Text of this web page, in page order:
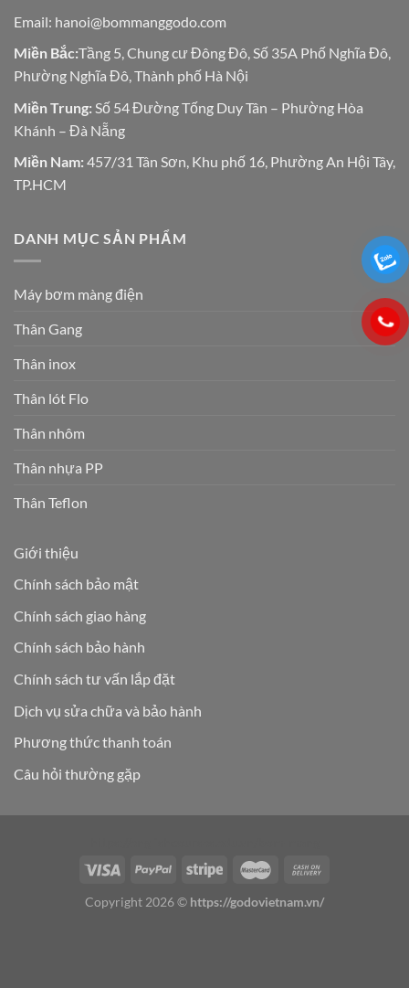
Email: hanoi@bommanggodo.com
Miền Bắc:Tầng 5, Chung cư Đông Đô, Số 35A Phố Nghĩa Đô,
Phường Nghĩa Đô, Thành phố Hà Nội
Miền Trung: Số 54 Đường Tống Duy Tân – Phường Hòa
Khánh – Đà Nẵng
Miền Nam: 457/31 Tân Sơn, Khu phố 16, Phường An Hội Tây,
TP.HCM
DANH MỤC SẢN PHẨM
Máy bơm màng điện
Thân Gang
Thân inox
Thân lót Flo
Thân nhôm
Thân nhựa PP
Thân Teflon
Giới thiệu
Chính sách bảo mật
Chính sách giao hàng
Chính sách bảo hành
Chính sách tư vấn lắp đặt
Dịch vụ sửa chữa và bảo hành
Phương thức thanh toán
Câu hỏi thường gặp
Copyright 2026 © https://godovietnam.vn/